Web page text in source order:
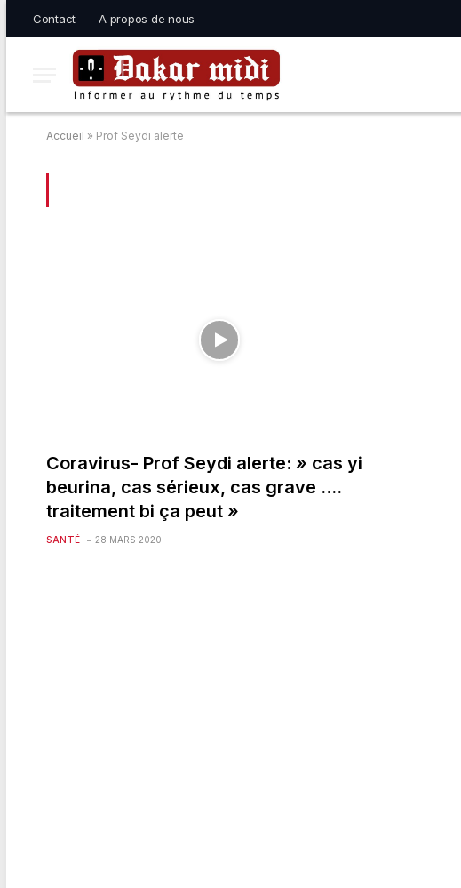
Contact A propos de nous
Accueil » Prof Seydi alerte
Coravirus- Prof Seydi alerte: » cas yi
beurina, cas sérieux, cas grave ….
traitement bi ça peut »
SANTÉ 28 MARS 2020